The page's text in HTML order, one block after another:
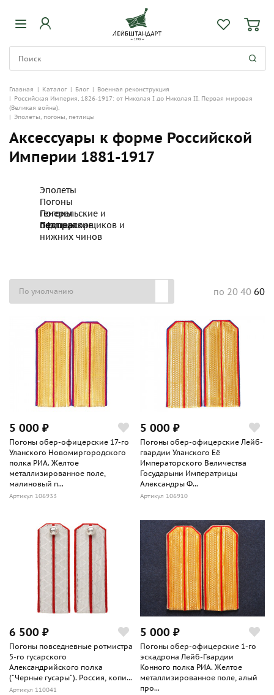
Главная | Каталог | Блог | Военная реконструкция
| Российская Империя, 1826-1917: от Николая I до Николая II. Первая мировая
(Великая война).
| Эполеты, погоны, петлицы
Аксессуары к форме Российской
Империи 1881-1917
Эполеты
Погоны
генеральские и
офицерские
Погоны
подпрапорщиков и
нижних чинов
Петлицы
по 20 40 60
5 000 ₽
Погоны обер-офицерские 17-го
Уланского Новомиргородского
полка РИА. Желтое
металлизированное поле,
малиновый п...
Артикул 106933
5 000 ₽
Погоны обер-офицерские Лейб-
гвардии Уланского Её
Императорского Величества
Государыни Императрицы
Александры Ф...
Артикул 106910
6 500 ₽
Погоны повседневные ротмистра
5-го гусарского
Александрийского полка
("Черные гусары"). Россия, копи...
Артикул 110041
5 000 ₽
Погоны обер-офицерские 1-го
эскадрона Лейб-Гвардии
Конного полка РИА. Желтое
металлизированное поле, алый
про...